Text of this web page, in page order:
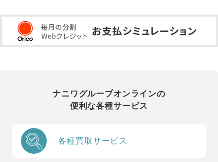
ナニワグループオンラインの
便利な各種サービス
各種買取サービス